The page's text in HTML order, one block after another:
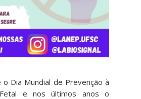
Dia Mundial de Prevenção à
Fetal e nos últimos anos o